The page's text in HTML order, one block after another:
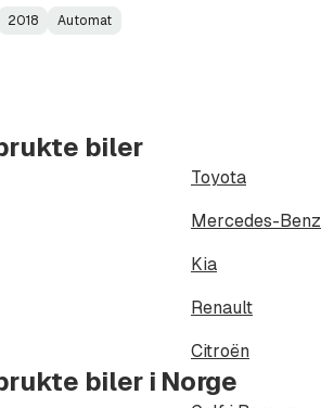
2018
Automat
biler
Toyota
Mercedes-Benz
Kia
Renault
Citroën
biler i Norge